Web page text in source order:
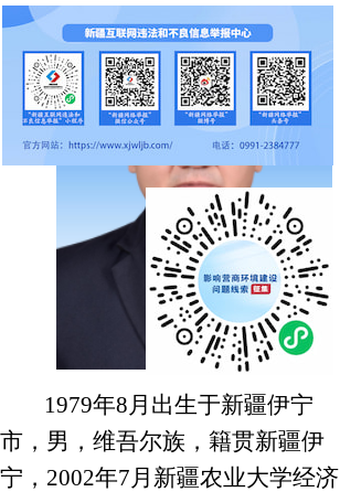
1979年8月出生于新疆伊宁
市 ， 男 ， 维吾尔族，籍贯新疆伊
宁 ，2002年7月新疆农业大学经济